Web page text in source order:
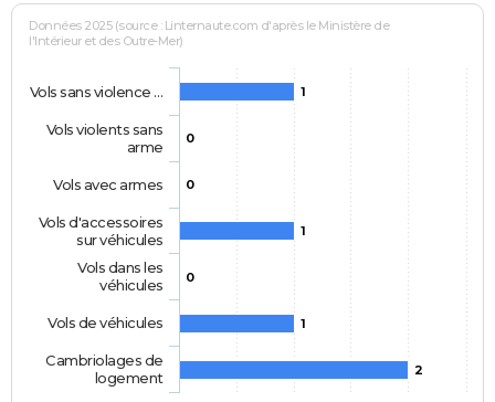
Données 2025 (source : Linternaute.com d'après le Ministère de
l'Intérieur et des Outre-Mer)
1
0
0
1
0
1
2
Vols sans violence …
Vols violents sans
arme
Vols avec armes
Vols d'accessoires
sur véhicules
Vols dans les
véhicules
Vols de véhicules
Cambriolages de
logement